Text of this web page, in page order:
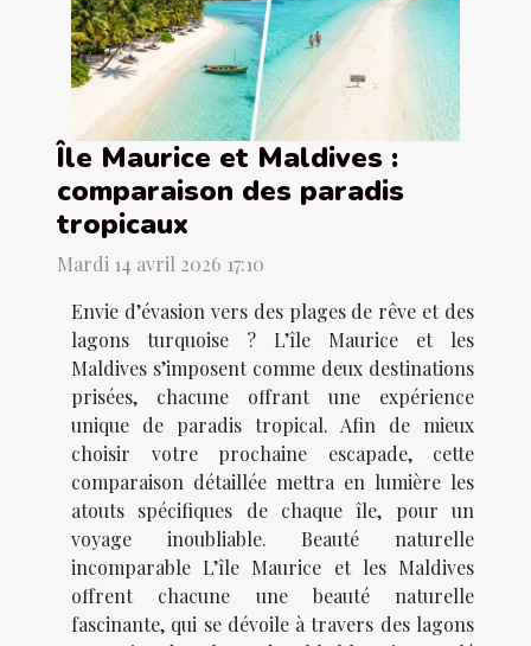
Île Maurice et Maldives :
comparaison des paradis
tropicaux
Mardi 14 avril 2026 17:10
Envie d’évasion vers des plages de rêve et des
lagons turquoise ? L’île Maurice et les
Maldives s’imposent comme deux destinations
prisées, chacune offrant une expérience
unique de paradis tropical. Afin de mieux
choisir votre prochaine escapade, cette
comparaison détaillée mettra en lumière les
atouts spécifiques de chaque île, pour un
voyage inoubliable. Beauté naturelle
incomparable L’île Maurice et les Maldives
offrent chacune une beauté naturelle
fascinante, qui se dévoile à travers des lagons